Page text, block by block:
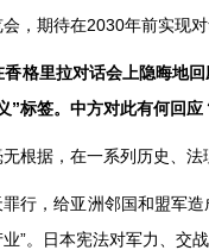
，期待在2030年前实现
格里拉对话会上隐晦地
”标签。中方对此有何回应
根据，在一系列历史、
行，给亚洲邻国和盟军
”。日本宪法对军力、交